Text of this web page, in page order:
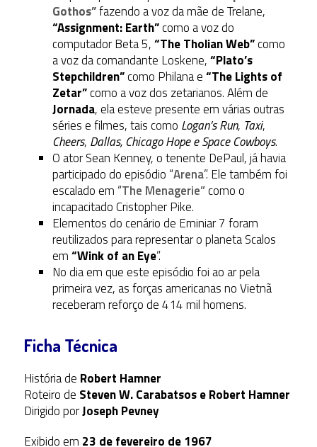
Gothos”fazendo a voz da mãe de Trelane,
“Assignment: Earth”como a voz do
computador Beta 5,“The Tholian Web”como
a voz da comandante Loskene,“Plato’s
Stepchildren”como Philana e“The Lights of
Zetar”como a voz dos zetarianos. Além de
Jornada, ela esteve presente em várias outras
séries e filmes, tais como Logan’s Run, Taxi,
Cheers, Dallas, Chicago Hope e Space Cowboys.
O ator Sean Kenney, o tenente DePaul, já havia
participado do episódio “Arena”. Ele também foi
escalado em “The Menagerie”como o
incapacitado Cristopher Pike.
Elementos do cenário de Eminiar 7 foram
reutilizados para representar o planeta Scalos
em“Wink of an Eye”.
No dia em que este episódio foi ao ar pela
primeira vez, as forças americanas no Vietnã
receberam reforço de 414 mil homens.
Ficha Técnica
História de Robert Hamner
Roteiro de Steven W. Carabatsos e Robert Hamner
Dirigido porJoseph Pevney
Exibido em 23 de fevereiro de 1967